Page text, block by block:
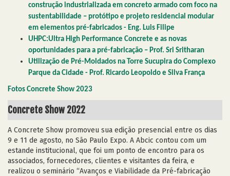
construção industrializada em concreto armado com foco na
sustentabilidade – protótipo e projeto residencial modular
em elementos pré-fabricados - Eng. Luis Filipe
UHPC:Ultra High Performance Concrete e as novas
oportunidades para a pré-fabricação – Prof. Sri Sritharan
Utilização de Pré-Moldados na Torre Sucupira do Complexo
Parque da Cidade - Prof. Ricardo Leopoldo e Silva França
Fotos Concrete Show 2023
Concrete Show 2022
A Concrete Show promoveu sua edição presencial entre os dias
9 e 11 de agosto, no São Paulo Expo. A Abcic contou com um
estande institucional, que foi um ponto de encontro para os
associados, fornecedores, clientes e visitantes da feira, e
realizou o seminário “Avanços e Viabilidade da Pré-fabricação